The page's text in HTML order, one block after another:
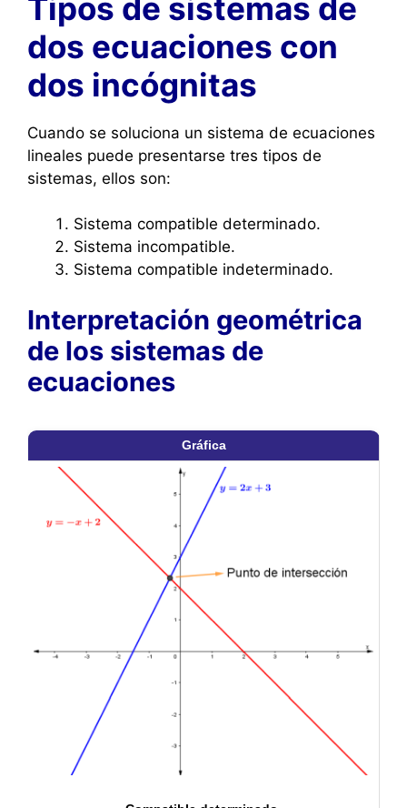
Tipos de sistemas de
dos ecuaciones con
dos incógnitas
Cuando se soluciona un sistema de ecuaciones
lineales puede presentarse tres tipos de
sistemas, ellos son:
Sistema compatible determinado.
Sistema incompatible.
Sistema compatible indeterminado.
Interpretación geométrica
de los sistemas de
ecuaciones
Gráfica